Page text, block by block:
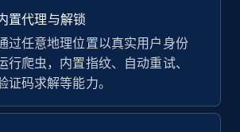
Availability, Reviews count, and
5.7K+
置代理与解锁
过任意地理位置以真实用户身份
行爬虫，内置指纹、自动重试、
证码求解等能力。